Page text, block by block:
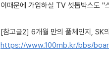
이때문에 가입하실 TV 셋톱박스도 "
[참고글2] 6개월 만의 풀체인지, SK
https://www.100mb.kr/bbs/